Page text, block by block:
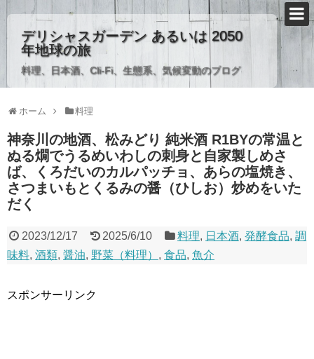
デリシャスガーデン あるいは 2050
年地球の旅
料理、日本酒、Cli-Fi、生態系、気候変動のブログ
ホーム 料理
神奈川の地酒、松みどり 純米酒 R1BYの常温と
ぬる燗でうるめいわしの刺身と自家製しめさ
ば、くろだいのカルパッチョ、あらの塩焼き、
さつまいもとくるみの醤（ひしお）炒めをいた
だく
2023/12/17 2025/6/10 料理, 日本酒,発酵食品,調
味料, 酒類, 醤油, 野菜（料理） , 食品, 魚介
スポンサーリンク